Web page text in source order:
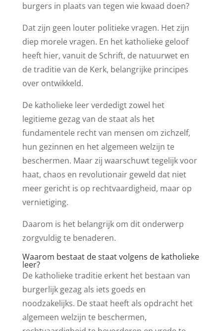
burgers in plaats van tegen wie kwaad doen?
Dat zijn geen louter politieke vragen. Het zijn
diep morele vragen. En het katholieke geloof
heeft hier, vanuit de Schrift, de natuurwet en
de traditie van de Kerk, belangrijke principes
over ontwikkeld.
De katholieke leer verdedigt zowel het
legitieme gezag van de staat als het
fundamentele recht van mensen om zichzelf,
hun gezinnen en het algemeen welzijn te
beschermen. Maar zij waarschuwt tegelijk voor
haat, chaos en revolutionair geweld dat niet
meer gericht is op rechtvaardigheid, maar op
vernietiging.
Daarom is het belangrijk om dit onderwerp
zorgvuldig te benaderen.
Waarom bestaat de staat volgens de katholieke
leer?
De katholieke traditie erkent het bestaan van
burgerlijk gezag als iets goeds en
noodzakelijks. De staat heeft als opdracht het
algemeen welzijn te beschermen,